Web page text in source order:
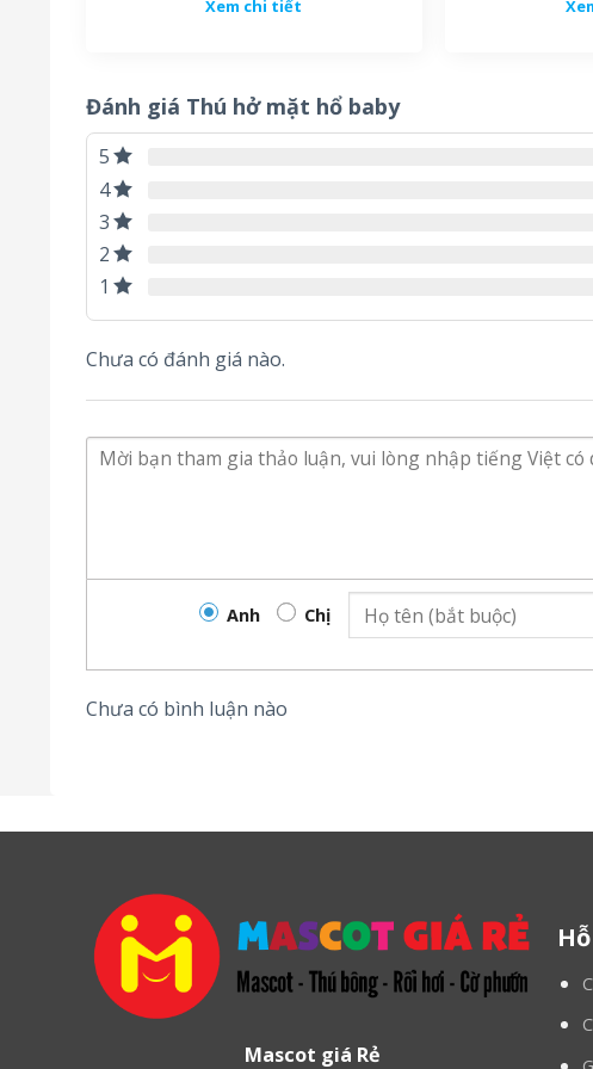
doanh nghiệp và người tiêu dùng.
Sản phẩm chất lượng cao
Giá cả cạnh tranh nhất thị trường
Nguồn nguyên vật liệu được đảm bảo về nguồn gốc
Xem chi tiết
Đánh giá Thú hở mặt hổ baby
5
4
3
2
1
Chưa có đánh giá nào.
Anh Chị
Chưa có bình luận nào
Mascot giá Rẻ